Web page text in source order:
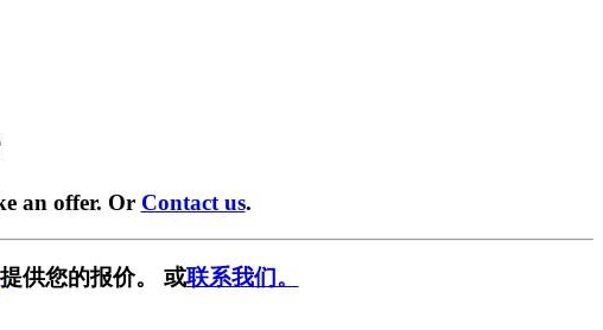
an offer. Or Contact us.
提供您的报价。 或联系我们。